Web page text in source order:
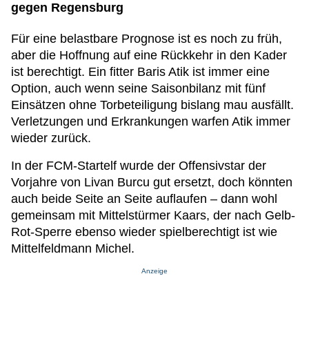
gegen Regensburg
Für eine belastbare Prognose ist es noch zu früh,
aber die Hoffnung auf eine Rückkehr in den Kader
ist berechtigt. Ein fitter Baris Atik ist immer eine
Option, auch wenn seine Saisonbilanz mit fünf
Einsätzen ohne Torbeteiligung bislang mau ausfällt.
Verletzungen und Erkrankungen warfen Atik immer
wieder zurück.
In der FCM-Startelf wurde der Offensivstar der
Vorjahre von Livan Burcu gut ersetzt, doch könnten
auch beide Seite an Seite auflaufen – dann wohl
gemeinsam mit Mittelstürmer Kaars, der nach Gelb-
Rot-Sperre ebenso wieder spielberechtigt ist wie
Mittelfeldmann Michel.
Anzeige